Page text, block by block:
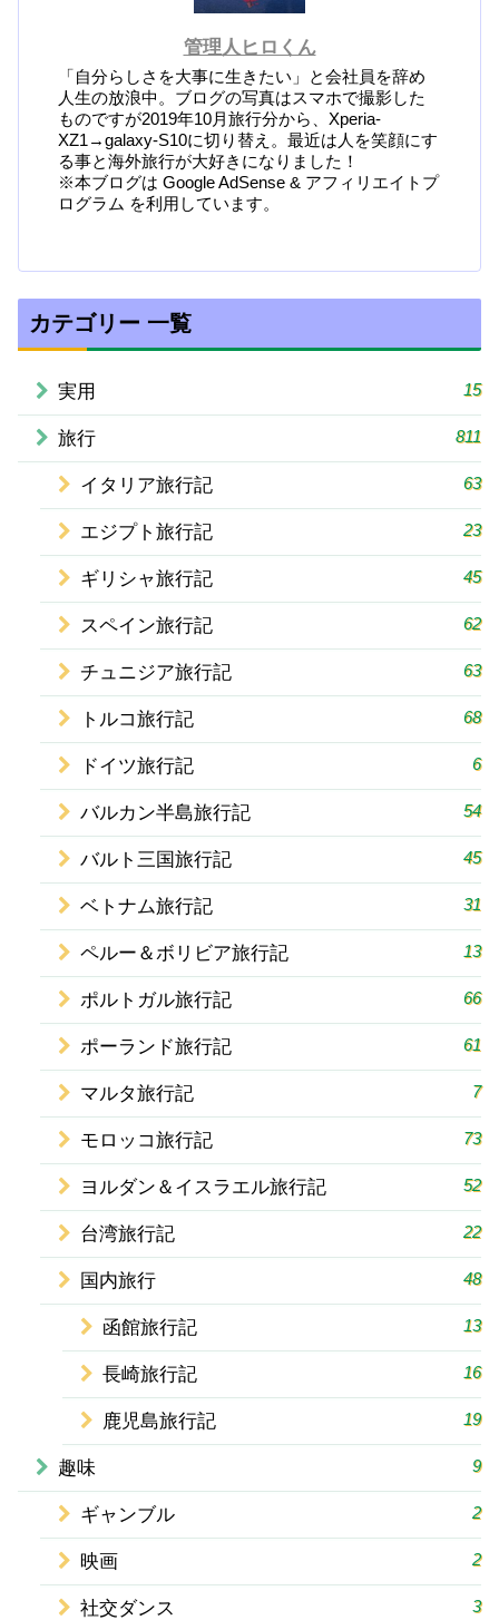
管理人ヒロくん
「自分らしさを大事に生きたい」と会社員を辞め
人生の放浪中。ブログの写真はスマホで撮影した
ものですが2019年10月旅行分から、Xperia-
XZ1→galaxy-S10に切り替え。最近は人を笑顔にす
る事と海外旅行が大好きになりました！
※本ブログは Google AdSense & アフィリエイトプ
ログラム を利用しています。
カテゴリー 一覧
実用 15
旅行 811
イタリア旅行記 63
エジプト旅行記 23
ギリシャ旅行記 45
スペイン旅行記 62
チュニジア旅行記 63
トルコ旅行記 68
ドイツ旅行記 6
バルカン半島旅行記 54
バルト三国旅行記 45
ベトナム旅行記 31
ペルー＆ボリビア旅行記 13
ポルトガル旅行記 66
ポーランド旅行記 61
マルタ旅行記 7
モロッコ旅行記 73
ヨルダン＆イスラエル旅行記 52
台湾旅行記 22
国内旅行 48
函館旅行記 13
長崎旅行記 16
鹿児島旅行記 19
趣味 9
ギャンブル 2
映画 2
社交ダンス 3